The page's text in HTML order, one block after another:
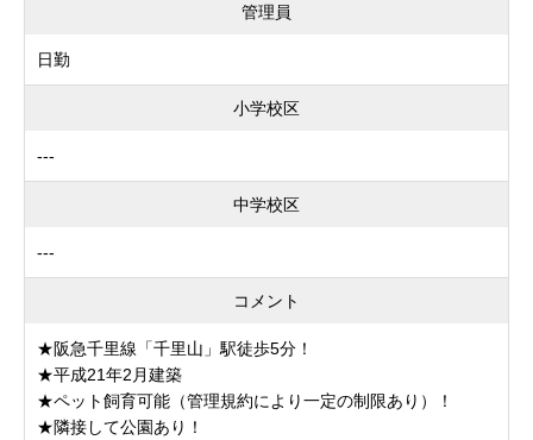
管理員
日勤
小学校区
---
中学校区
---
コメント
★阪急千里線「千里山」駅徒歩5分！
★平成21年2月建築
★ペット飼育可能（管理規約により一定の制限あり）！
★隣接して公園あり！